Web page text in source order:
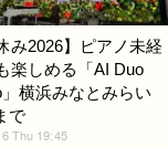
み2026】ピアノ未経
楽しめる「AI Duo
」横浜みなとみらい
で
Thu 19:45